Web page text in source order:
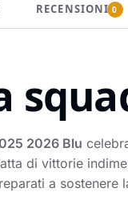
RECENSIONI 0
2026 Blu
di vittorie
a